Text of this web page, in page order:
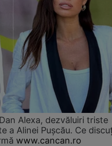
Alexa, dezvăluiri triste
a Alinei Pușcău. Ce
www.cancan.ro